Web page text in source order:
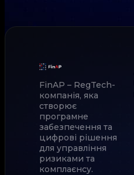
FinAP – RegTech-
компанія, яка
створює
програмне
забезпечення та
цифрові рішення
для управління
ризиками та
комплаєнсу.